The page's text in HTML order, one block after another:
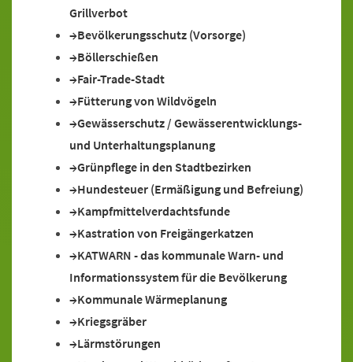
Grillverbot
Bevölkerungsschutz (Vorsorge)
Böllerschießen
Fair-Trade-Stadt
Fütterung von Wildvögeln
Gewässerschutz / Gewässerentwicklungs-
und Unterhaltungsplanung
Grünpflege in den Stadtbezirken
Hundesteuer (Ermäßigung und Befreiung)
Kampfmittelverdachtsfunde
Kastration von Freigängerkatzen
KATWARN - das kommunale Warn- und
Informationssystem für die Bevölkerung
Kommunale Wärmeplanung
Kriegsgräber
Lärmstörungen